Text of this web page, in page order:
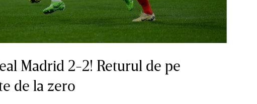
Madrid 2-2! Returul de pe
de la zero